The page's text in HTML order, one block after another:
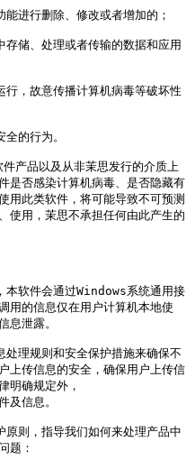
进行删除、修改或者增加的；
储、处理或者传输的数据和应用
，故意传播计算机病毒等破坏性
的行为。
产品以及从非茉思发行的介质上
是否感染计算机病毒、是否隐藏有
用此类软件，将可能导致不可预测
使用，茉思不承担任何由此产生的
软件会通过Windows系统通用接
用的信息仅在用户计算机本地使
息泄露。
理规则和安全保护措施来确保不
上传信息的安全，确保用户上传信
明确规定外，
及信息。
则，指导我们如何来处理产品中
题：